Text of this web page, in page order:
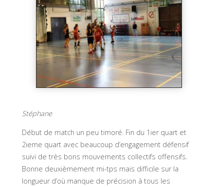
Stéphane
Début de match un peu timoré. Fin du 1ier quart et
2ieme quart avec beaucoup d’engagement défensif
suivi de très bons mouvements collectifs offensifs.
Bonne deuxièmement mi-tps mais difficile sur la
longueur d’où manque de précision à tous les